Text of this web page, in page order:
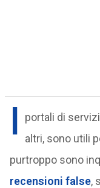
I
portali di
altri, sono utili
purtroppo sono
recensioni false,